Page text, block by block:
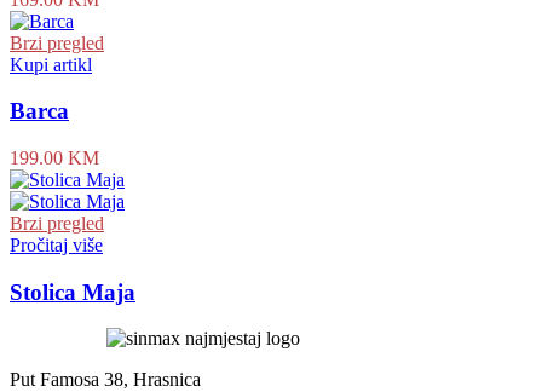
Brzi pregled
Kupi artikl
Barca
199.00 KM
Brzi pregled
Pročitaj više
Stolica Maja
Put Famosa 38, Hrasnica